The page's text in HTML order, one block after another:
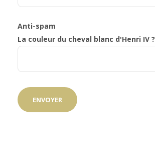
Anti-spam
La couleur du cheval blanc d'Henri IV ?